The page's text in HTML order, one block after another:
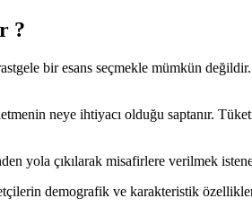
?
bir esans seçmekle mümkün
neye ihtiyacı olduğu saptanır.
yola çıkılarak misafirlere verilmek
demografik ve karakteristik